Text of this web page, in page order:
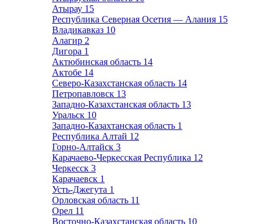
Атырау 15
Республика Северная Осетия — Алания 15
Владикавказ 10
Алагир 2
Дигора 1
Актюбинская область 14
Актобе 14
Северо-Казахстанская область 14
Петропавловск 13
Западно-Казахстанская область 13
Уральск 10
Западно-Казахтанская область 1
Республика Алтай 12
Горно-Алтайск 3
Карачаево-Черкесская Республика 12
Черкесск 3
Карачаевск 1
Усть-Джегута 1
Орловская область 11
Орел 11
Восточно-Казахстанская область 10